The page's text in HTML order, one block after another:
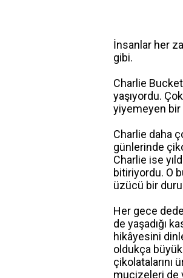
İnsanlar her
gibi.
Charlie
yaşıyordu.
yiyemeyen
Charlie daha
günlerinde
Charlie ise
bitiriyordu. O
üzücü bir
Her gece
de yaşadığı
hikâyesini
oldukça
çikolatalarını
mucizeleri de